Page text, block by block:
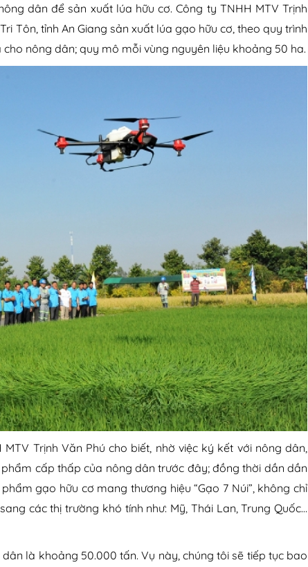
dân để sản xuất lúa hữu cơ. Công ty TNHH MTV Trịnh
Tôn, tỉnh An Giang sản xuất lúa gạo hữu cơ, theo quy trình
nông dân; quy mô mỗi vùng nguyên liệu khoảng 50 ha.
Trịnh Văn Phú cho biết, nhờ việc ký kết với nông dân,
cấp thấp của nông dân trước đây; đồng thời dần dần
gạo hữu cơ mang thương hiệu “Gạo 7 Núi”, không chỉ
các thị trường khó tính như: Mỹ, Thái Lan, Trung Quốc…
là khoảng 50.000 tấn. Vụ này, chúng tôi sẽ tiếp tục bao